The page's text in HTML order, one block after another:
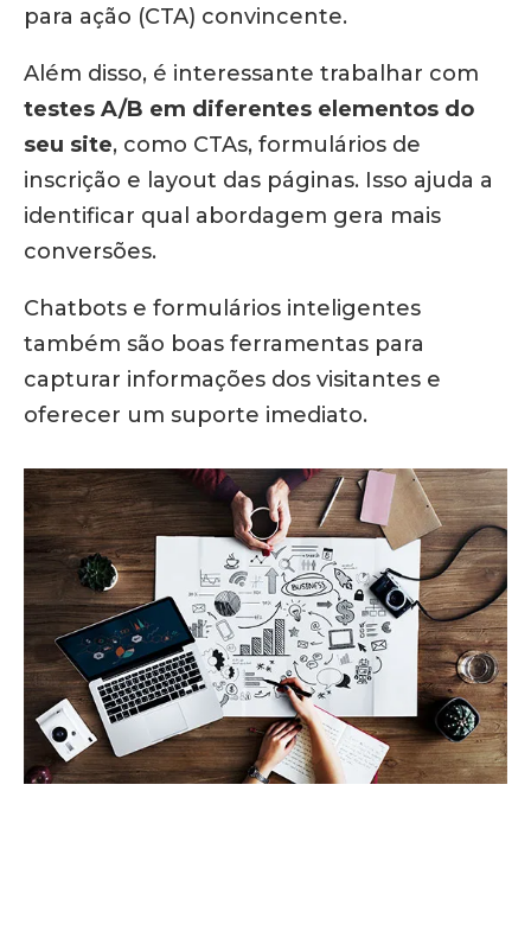
para ação (CTA) convincente.
Além disso, é interessante trabalhar com
testes A/B em diferentes elementos do
seu site, como CTAs, formulários de
inscrição e layout das páginas. Isso ajuda a
identificar qual abordagem gera mais
conversões.
Chatbots e formulários inteligentes
também são boas ferramentas para
capturar informações dos visitantes e
oferecer um suporte imediato.